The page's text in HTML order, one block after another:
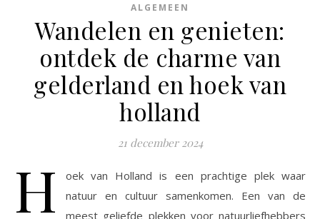
ALGEMEEN
Wandelen en genieten:
ontdek de charme van
gelderland en hoek van
holland
21 december 2024
H
oek van Holland is een prachtige plek waar
natuur en cultuur samenkomen. Een van de
meest geliefde plekken voor natuurliefhebbers